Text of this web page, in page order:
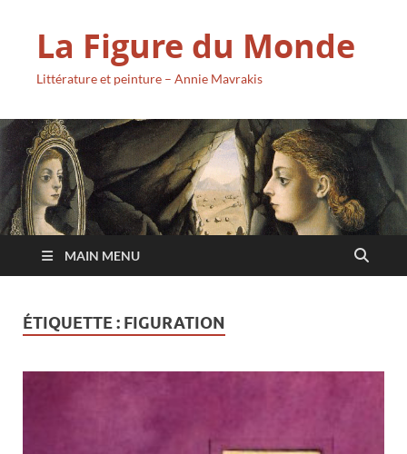
La Figure du Monde
Littérature et peinture – Annie Mavrakis
MAIN MENU
ÉTIQUETTE : FIGURATION